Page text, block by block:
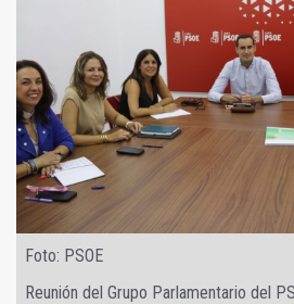
Foto: PSOE
Reunión del Grupo Parlamentario del